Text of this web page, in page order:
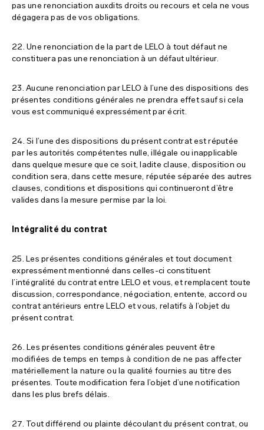
pas une renonciation auxdits droits ou recours et cela ne vous
dégagera pas de vos obligations.
22. Une renonciation de la part de LELO à tout défaut ne
constituera pas une renonciation à un défaut ultérieur.
23. Aucune renonciation par LELO à l’une des dispositions des
présentes conditions générales ne prendra effet sauf si cela
vous est communiqué expressément par écrit.
24. Si l’une des dispositions du présent contrat est réputée
par les autorités compétentes nulle, illégale ou inapplicable
dans quelque mesure que ce soit, ladite clause, disposition ou
condition sera, dans cette mesure, réputée séparée des autres
clauses, conditions et dispositions qui continueront d’être
valides dans la mesure permise par la loi.
Intégralité du contrat
25. Les présentes conditions générales et tout document
expressément mentionné dans celles-ci constituent
l’intégralité du contrat entre LELO et vous, et remplacent toute
discussion, correspondance, négociation, entente, accord ou
contrat antérieurs entre LELO et vous, relatifs à l’objet du
présent contrat.
26. Les présentes conditions générales peuvent être
modifiées de temps en temps à condition de ne pas affecter
matériellement la nature ou la qualité fournies au titre des
présentes. Toute modification fera l’objet d’une notification
dans les plus brefs délais.
27. Tout différend ou plainte découlant du présent contrat, ou